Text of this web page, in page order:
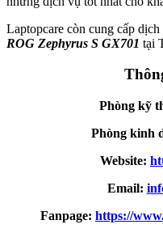
Laptopcare còn cung cấp dịch
ROG Zephyrus S GX701 tại
Phòng kỹ
Phòng kinh
Website:
Email:
Fanpage: https://